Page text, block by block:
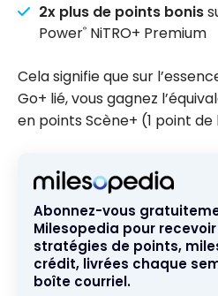
2x plus de points bonis
Power® NiTRO+ Premium
Cela signifie que sur
Go+ lié, vous gagnez
en points Scène+ (1 point de
Abonnez-vous
Milesopedia pour
stratégies de points,
crédit, livrées chaque
boîte courriel.